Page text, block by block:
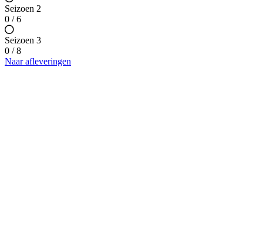
Seizoen 2
0 / 6
Seizoen 3
0 / 8
Naar afleveringen